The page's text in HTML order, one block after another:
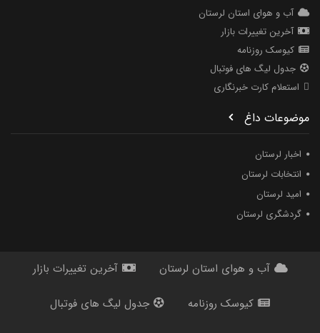
آب و هوای استان لرستان
آخرین تغییرات بازار
کیوسک روزنامه
جدول لیگ های فوتبال
استعلام کارت خبرنگاری
موضوعات داغ
اخبار لرستان
انتخابات لرستان
امید لرستان
گردشگری لرستان
آب و هوای استان لرستان آخرین تغییرات بازار
کیوسک روزنامه جدول لیگ های فوتبال